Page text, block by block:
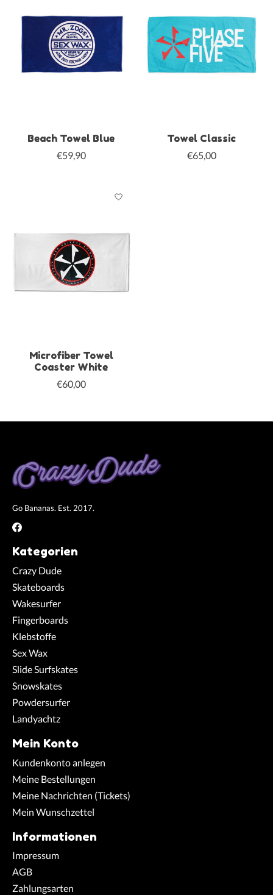
Beach Towel Blue
€59,90
Towel Classic
€65,00
Microfiber Towel
Coaster White
€60,00
Go Bananas. Est. 2017.
Kategorien
Crazy Dude
Skateboards
Wakesurfer
Fingerboards
Klebstoffe
Sex Wax
Slide Surfskates
Snowskates
Powdersurfer
Landyachtz
Mein Konto
Kundenkonto anlegen
Meine Bestellungen
Meine Nachrichten (Tickets)
Mein Wunschzettel
Informationen
Impressum
AGB
Zahlungsarten